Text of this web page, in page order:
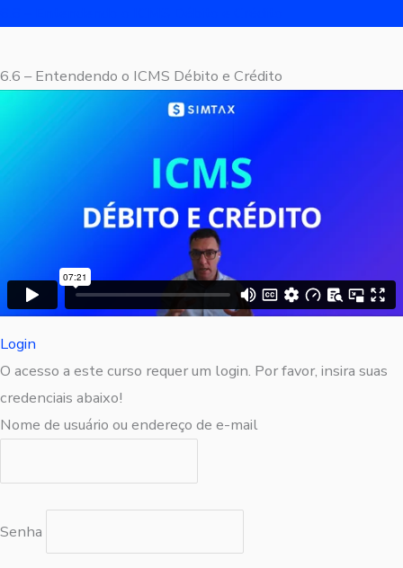
6.6 – Entendendo o ICMS Débito e Crédito
Login
O acesso a este curso requer um login. Por favor, insira suas
credenciais abaixo!
Nome de usuário ou endereço de e-mail
Senha